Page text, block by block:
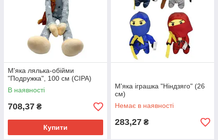
М'яка лялька-обійми
"Подружка", 100 см (СІРА)
В наявності
708,37 ₴
Купити
М'яка іграшка "Ніндзяго" (26
см)
Немає в наявності
283,27 ₴